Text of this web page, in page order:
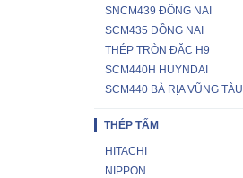
SNCM439 ĐỒNG NAI
SCM435 ĐỒNG NAI
THÉP TRÒN ĐẶC H9
SCM440H HUYNDAI
SCM440 BÀ RỊA VŨNG TÀU
THÉP TẤM
HITACHI
NIPPON